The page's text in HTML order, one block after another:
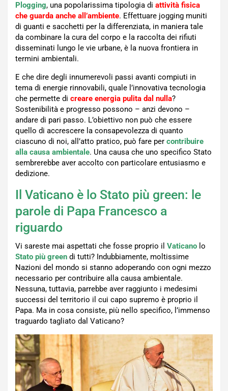
Plogging, una popolarissima tipologia di attività fisica
che guarda anche all’ambiente. Effettuare jogging muniti
di guanti e sacchetti per la differenziata, in maniera tale
da combinare la cura del corpo e la raccolta dei rifiuti
disseminati lungo le vie urbane, è la nuova frontiera in
termini ambientali.
E che dire degli innumerevoli passi avanti compiuti in
tema di energie rinnovabili, quale l’innovativa tecnologia
che permette di creare energia pulita dal nulla?
Sostenibilità e progresso possono – anzi devono –
andare di pari passo. L’obiettivo non può che essere
quello di accrescere la consapevolezza di quanto
ciascuno di noi, all’atto pratico, può fare per contribuire
alla causa ambientale. Una causa che uno specifico Stato
sembrerebbe aver accolto con particolare entusiasmo e
dedizione.
Il Vaticano è lo Stato più green: le
parole di Papa Francesco a
riguardo
Vi sareste mai aspettati che fosse proprio il Vaticano lo
Stato più green di tutti? Indubbiamente, moltissime
Nazioni del mondo si stanno adoperando con ogni mezzo
necessario per contribuire alla causa ambientale.
Nessuna, tuttavia, parrebbe aver raggiunto i medesimi
successi del territorio il cui capo supremo è proprio il
Papa. Ma in cosa consiste, più nello specifico, l’immenso
traguardo tagliato dal Vaticano?